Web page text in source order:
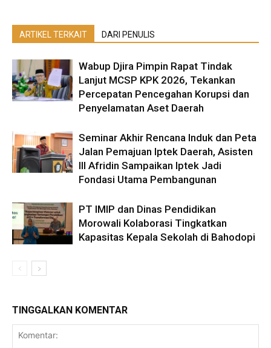
ARTIKEL TERKAIT DARI PENULIS
Wabup Djira Pimpin Rapat Tindak
Lanjut MCSP KPK 2026, Tekankan
Percepatan Pencegahan Korupsi dan
Penyelamatan Aset Daerah
Seminar Akhir Rencana Induk dan Peta
Jalan Pemajuan Iptek Daerah, Asisten
III Afridin Sampaikan Iptek Jadi
Fondasi Utama Pembangunan
PT IMIP dan Dinas Pendidikan
Morowali Kolaborasi Tingkatkan
Kapasitas Kepala Sekolah di Bahodopi
TINGGALKAN KOMENTAR